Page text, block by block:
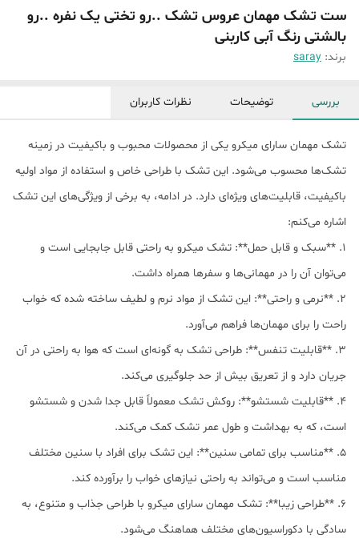
ست تشک مهمان عروس تشک ..رو تختی یک نفره ..رو
بالشتی رنگ آبی کاربنی
برند: saray
بررسی توضیحات نظرات کاربران
تشک مهمان سارای میکرو یکی از محصولات محبوب و باکیفیت در زمینه
تشک‌ها محسوب می‌شود. این تشک با طراحی خاص و استفاده از مواد اولیه
باکیفیت، قابلیت‌های ویژه‌ای دارد. در ادامه، به برخی از ویژگی‌های این تشک
اشاره می‌کنم:
1. **سبک و قابل حمل**: تشک میکرو به راحتی قابل جابجایی است و
می‌توان آن را در مهمانی‌ها و سفرها همراه داشت.
2. **نرمی و راحتی**: این تشک از مواد نرم و لطیف ساخته شده که خواب
راحت را برای مهمان‌ها فراهم می‌آورد.
3. **قابلیت تنفس**: طراحی تشک به گونه‌ای است که هوا به راحتی در آن
جریان دارد و از تعریق بیش از حد جلوگیری می‌کند.
4. **قابلیت شستشو**: روکش تشک معمولاً قابل جدا شدن و شستشو
است، که به بهداشت و طول عمر تشک کمک می‌کند.
5. **مناسب برای تمامی سنین**: این تشک برای افراد با سنین مختلف
مناسب است و می‌تواند به راحتی نیازهای خواب را برآورده کند.
6. **طراحی زیبا**: تشک مهمان سارای میکرو با طراحی جذاب و متنوع، به
سادگی با دکوراسیون‌های مختلف هماهنگ می‌شود.